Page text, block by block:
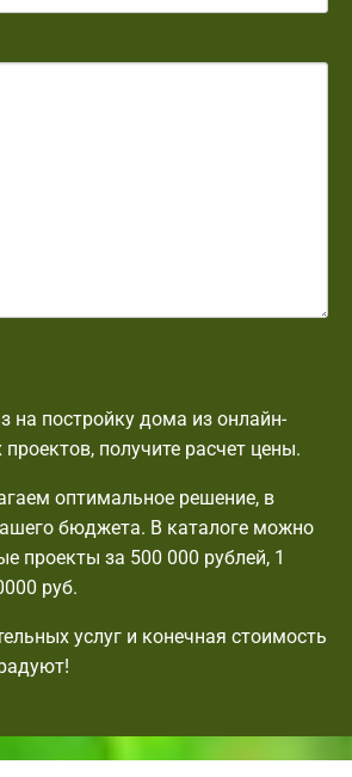
на постройку дома из онлайн-
получите расчет цены.
оптимальное решение, в
бюджета. В каталоге можно
проекты за 500 000 рублей, 1
руб.
услуг и конечная стоимость